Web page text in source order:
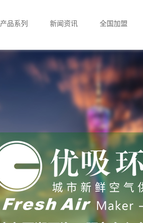
产品系列 新闻资讯 全国加盟